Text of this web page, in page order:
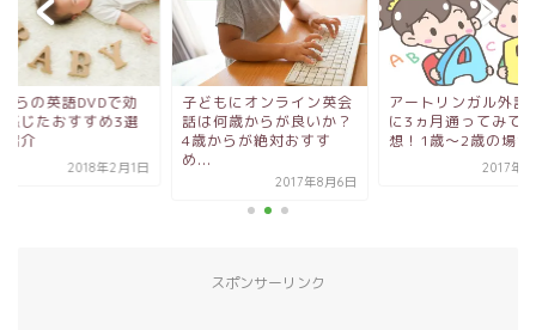
にオンライン英会
何歳からが良いか？
らが絶対おすす
アートリンガル外語学院
に3ヵ月通ってみての感
想！1歳～2歳の場合
0歳からの英語DVD
果を感じたおすすめ
をご紹介
2018年2
スポンサーリンク